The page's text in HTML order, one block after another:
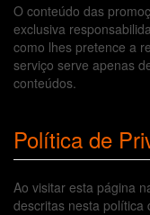
O conteúdo das
exclusiva
como lhes pretence a
serviço serve apenas
conteúdos.
Política de
Ao visitar esta página
descritas nesta política